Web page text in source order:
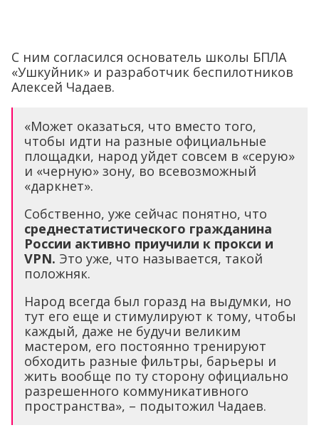
С ним согласился основатель школы БПЛА
«Ушкуйник» и разработчик беспилотников
Алексей Чадаев.
«Может оказаться, что вместо того,
чтобы идти на разные официальные
площадки, народ уйдет совсем в «серую»
и «черную» зону, во всевозможный
«даркнет».
Собственно, уже сейчас понятно, что
среднестатистического гражданина
России активно приучили к прокси и
VPN. Это уже, что называется, такой
положняк.
Народ всегда был горазд на выдумки, но
тут его еще и стимулируют к тому, чтобы
каждый, даже не будучи великим
мастером, его постоянно тренируют
обходить разные фильтры, барьеры и
жить вообще по ту сторону официально
разрешенного коммуникативного
пространства», – подытожил Чадаев.